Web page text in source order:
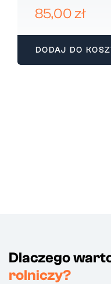
0.467.4660.0
85,00 zł
DODAJ DO
Dlaczego
rolniczy?